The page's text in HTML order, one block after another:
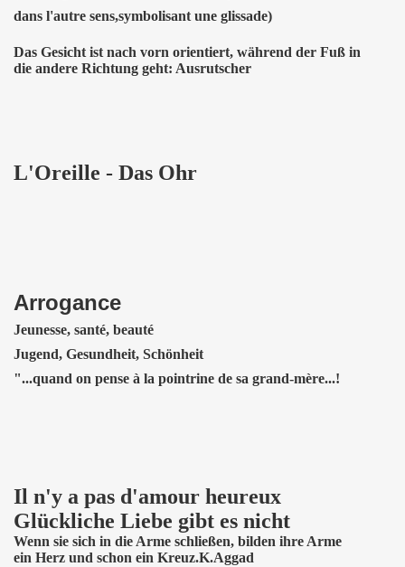
dans l'autre sens,symbolisant une glissade)
Das Gesicht ist nach vorn orientiert, während der Fuß in
die andere Richtung geht: Ausrutscher
L'Oreille - Das Ohr
Arrogance
Jeunesse, santé, beauté
Jugend, Gesundheit, Schönheit
"...quand on pense à la pointrine de sa grand-mère...!
Il n'y a pas d'amour heureux
Glückliche Liebe gibt es nicht
Wenn sie sich in die Arme schließen, bilden ihre Arme
ein Herz und schon ein Kreuz.K.Aggad